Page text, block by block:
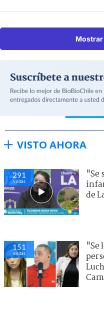
VISTO AHORA
291
visitas
"Se
de
151
visitas
"Se